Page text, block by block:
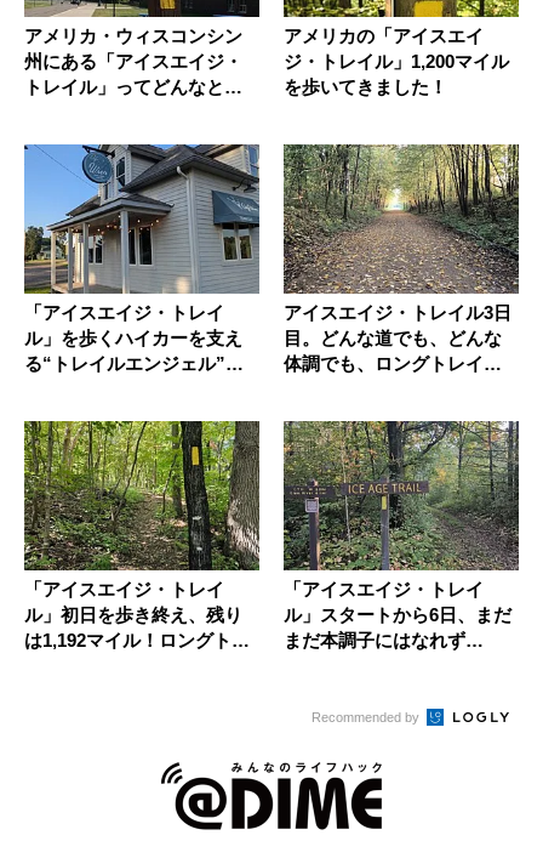
アメリカ・ウィスコンシン
州にある「アイスエイジ・
トレイル」ってどんなと
アメリカの「アイスエイ
ジ・トレイル」1,200マイル
を歩いてきました！
「アイスエイジ・トレイ
ル」を歩くハイカーを支え
る“トレイルエンジェル”の
アイスエイジ・トレイル3日
目。どんな道でも、どんな
体調でも、ロングトレイル
「アイスエイジ・トレイ
ル」初日を歩き終え、残り
は1,192マイル！ロングトレ
「アイスエイジ・トレイ
ル」スタートから6日、まだ
まだ本調子にはなれず…
Recommended by